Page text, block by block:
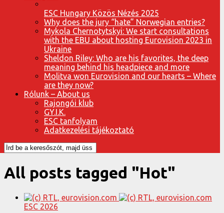
ESC Hungary Közös Nézés 2025
Why does the jury “hate” Norwegian entries?
Mykola Chernotytskyi: We start consultations
with the EBU about hosting Eurovision 2023 in
Ukraine
Sheldon Riley: Who are his favorites, the deep
meaning behind his headpiece and more
Molitva won Eurovision and our hearts – Where
are they now?
Rólunk – About us
Rajongói klub
GY.I.K.
ESC tanfolyam
Adatkezelési tájékoztató
All posts tagged "Hot"
ESC 2026